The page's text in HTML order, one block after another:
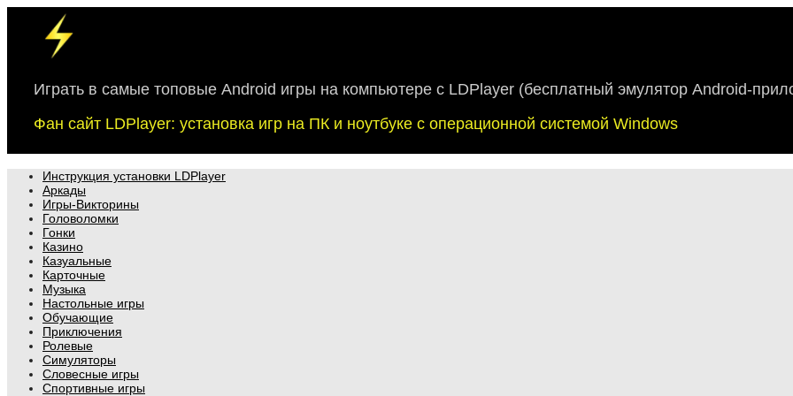
content
Играть в самые топовые Android игры на компьютере с LDPlayer (бесплатный эмулятор Android-
Фан сайт LDPlayer: установка игр на ПК и ноутбуке с операционной системой Windows
Инструкция установки LDPlayer
Аркады
Игры-Викторины
Головоломки
Гонки
Казино
Казуальные
Карточные
Музыка
Настольные игры
Обучающие
Приключения
Ролевые
Симуляторы
Словесные игры
Спортивные игры